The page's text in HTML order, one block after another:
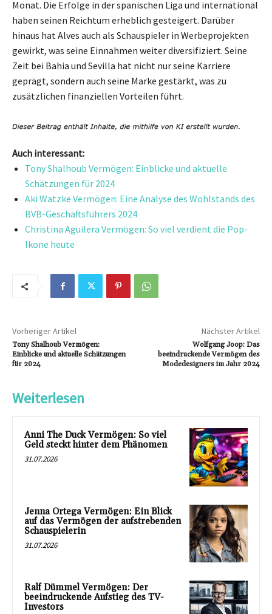
Monat. Die Erfolge in der spanischen Liga und international
haben seinen Reichtum erheblich gesteigert. Darüber
hinaus hat Alves auch als Schauspieler in Werbeprojekten
gewirkt, was seine Einnahmen weiter diversifiziert. Seine
Zeit bei Bahia und Sevilla hat nicht nur seine Karriere
geprägt, sondern auch seine Marke gestärkt, was zu
zusätzlichen finanziellen Vorteilen führt.
Auch interessant:
Tony Shalhoub Vermögen: Einblicke und aktuelle
Schätzungen für 2024
Aki Watzke Vermögen: Eine Analyse des Wohlstands des
BVB-Geschäftsführers 2024
Christina Aguilera Vermögen: So viel verdient die Pop-
Ikone heute
Vorheriger Artikel
Tony Shalhoub Vermögen:
Einblicke und aktuelle Schätzungen
für 2024
Nächster Artikel
Wolfgang Joop: Das
beeindruckende Vermögen des
Modedesigners im Jahr 2024
Weiterlesen
Anni The Duck Vermögen: So viel
Geld steckt hinter dem Phänomen
31.07.2026
Jenna Ortega Vermögen: Ein Blick
auf das Vermögen der aufstrebenden
Schauspielerin
31.07.2026
Ralf Dümmel Vermögen: Der
beeindruckende Aufstieg des TV-
Investors